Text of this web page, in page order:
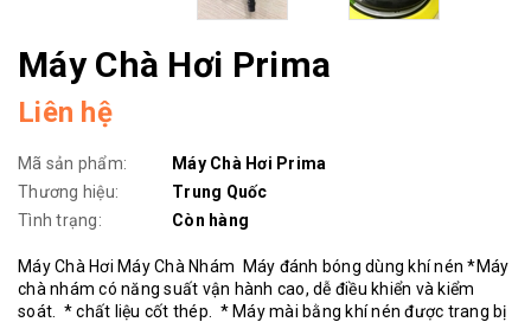
Máy Chà Hơi Prima
Liên hệ
Mã sản phẩm:
Máy Chà Hơi Prima
Thương hiệu:
Trung Quốc
Tình trạng:
Còn hàng
Máy Chà Hơi Máy Chà Nhám Máy đánh bóng dùng khí nén *Máy
chà nhám có năng suất vận hành cao, dễ điều khiển và kiểm
soát. * chất liệu cốt thép. * Máy mài bằng khí nén được trang bị